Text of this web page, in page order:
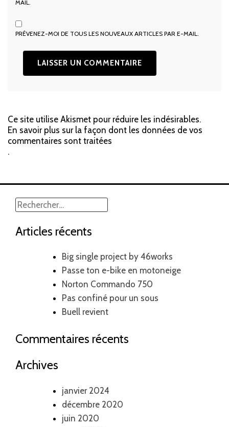
MAIL.
PRÉVENEZ-MOI DE TOUS LES NOUVEAUX ARTICLES PAR E-MAIL.
Ce site utilise Akismet pour réduire les indésirables.
En savoir plus sur la façon dont les données de vos
commentaires sont traitées
.
Rechercher :
Articles récents
Big single project by 46works
Passe ton e-bike en motoneige
Norton Commando 750
Pas confiné pour un sous
Buell revient
Commentaires récents
Archives
janvier 2024
décembre 2020
juin 2020